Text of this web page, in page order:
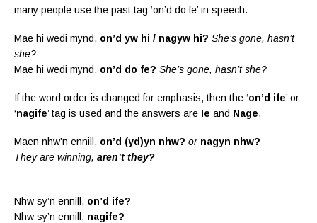
many people use the past tag ‘on’d do fe’ in speech.
Mae hi wedi mynd, on’d yw hi / nagyw hi? She’s gone, hasn’t
she?
Mae hi wedi mynd, on’d do fe? She’s gone, hasn’t she?
If the word order is changed for emphasis, then the ‘on’d ife’ or
‘nagife’ tag is used and the answers are Ie and Nage.
Maen nhw’n ennill, on’d (yd)yn nhw? or nagyn nhw?
They are winning, aren’t they?
Nhw sy’n ennill, on’d ife?
Nhw sy’n ennill, nagife?